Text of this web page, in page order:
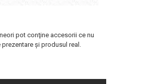
pot conţine accesorii ce nu
și produsul real.